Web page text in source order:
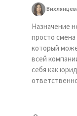
Назначение
просто
который
всей
себя как